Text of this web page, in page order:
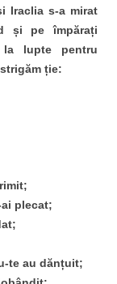
Iraclia s-a mirat
și pe împărați
la lupte pentru
ție:
plecat;
te au dănțuit;